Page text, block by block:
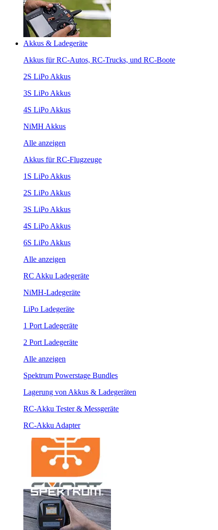
Akkus & Ladegeräte
Akkus für RC-Autos, RC-Trucks, und RC-Boote
2S LiPo Akkus
3S LiPo Akkus
4S LiPo Akkus
NiMH Akkus
Alle anzeigen
Akkus für RC-Flugzeuge
1S LiPo Akkus
2S LiPo Akkus
3S LiPo Akkus
4S LiPo Akkus
6S LiPo Akkus
Alle anzeigen
RC Akku Ladegeräte
NiMH-Ladegeräte
LiPo Ladegeräte
1 Port Ladegeräte
2 Port Ladegeräte
Alle anzeigen
Spektrum Powerstage Bundles
Lagerung von Akkus & Ladegeräten
RC-Akku Tester & Messgeräte
RC-Akku Adapter